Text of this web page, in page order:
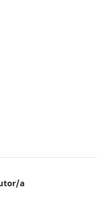
a